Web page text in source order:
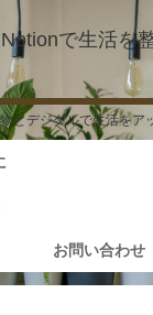
で生活を
とデジタルで生活をア
お問い合わせ